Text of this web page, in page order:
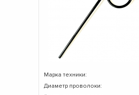
Марка техники:
Диаметр проволоки: